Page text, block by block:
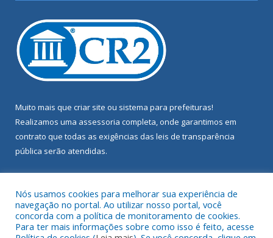
Muito mais que criar site ou sistema para prefeituras!
Realizamos uma assessoria completa, onde garantimos em
contrato que todas as exigências das leis de transparência
pública serão atendidas.
Nós usamos cookies para melhorar sua experiência de
navegação no portal. Ao utilizar nosso portal, você
concorda com a política de monitoramento de cookies.
Para ter mais informações sobre como isso é feito, acesse